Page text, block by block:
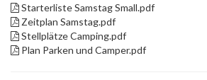
Starterliste Samstag Small.pdf
Zeitplan Samstag.pdf
Stellplätze Camping.pdf
Plan Parken und Camper.pdf